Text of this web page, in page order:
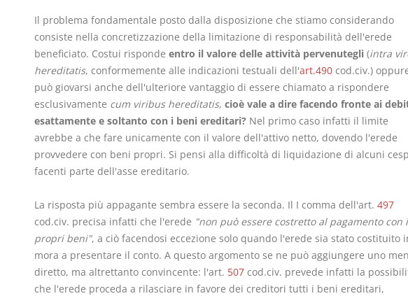
Il problema fondamentale posto dalla disposizione che stiamo considerando
consiste nella concretizzazione della limitazione di responsabilità dell'erede
beneficiato. Costui risponde entro il valore delle attività pervenutegli(intra
hereditatis, conformemente alle indicazioni testuali dell'art.490cod.civ.)
può giovarsi anche dell'ulteriore vantaggio di essere chiamato a rispondere
esclusivamente cum viribus hereditatis, cioè vale a dire facendo fronte ai
esattamente e soltanto con i beni ereditari?Nel primo caso infatti il limite
avrebbe a che fare unicamente con il valore dell'attivo netto, dovendo l'erede
provvedere con beni propri. Si pensi alla difficoltà di liquidazione di alcuni
facenti parte dell'asse ereditario.
La risposta più appagante sembra essere la seconda. Il I comma dell'art. 497
cod.civ. precisa infatti che l'erede "non può essere costretto al pagamento con i
propri beni", a ciò facendosi eccezione solo quando l'erede sia stato costituito
mora a presentare il conto. A questo argomento se ne può aggiungere uno
diretto, ma altrettanto convincente: l'art. 507cod.civ. prevede infatti la
che l'erede proceda a rilasciare in favore dei creditori tutti i beni ereditari,